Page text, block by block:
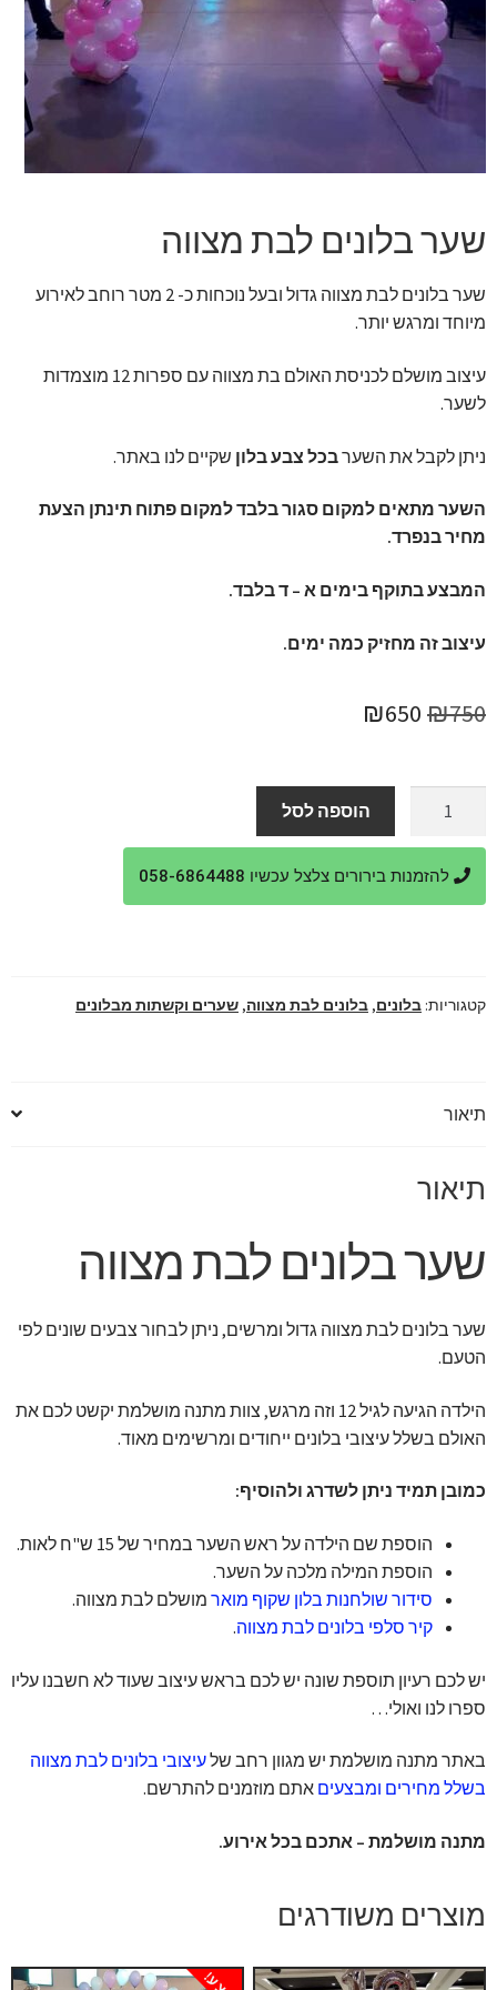
זר מתוק
בלונים בראשון לציון
מתנות בראשון לציון
קטלוג מוצרים
בלוג
שער בלונים לבת מצווה
שער בלונים לבת מצווה גדול ובעל נוכחות כ- 2 מטר רוחב לאירוע
מיוחד ומרגש יותר.
עיצוב מושלם לכניסת האולם בת מצווה עם ספרות 12 מוצמדות
לשער.
ניתן לקבל את השערבכל צבע בלון שקיים לנו באתר.
השער מתאים למקום סגור בלבד למקום פתוח תינתן הצעת
מחיר בנפרד.
המבצע בתוקף בימים א – ד בלבד.
עיצוב זה מחזיק כמה ימים.
₪750
המחיר
היה:
₪750.
₪650
הוא:
₪650.
שער
בלונים
לבת
הוספה לסל
להזמנות בירורים צלצל עכשיו 058-6864488
קטגוריות: בלונים, בלונים לבת מצווה, שערים וקשתות מבלונים
תיאור
תיאור
שער בלונים לבת מצווה
שער בלונים לבת מצווה גדול ומרשים, ניתן לבחור צבעים שונים לפי
הטעם.
הילדה הגיעה לגיל 12 וזה מרגש, צוות מתנה מושלמת יקשט לכם את
האולם בשלל עיצובי בלונים ייחודים ומרשימים מאוד.
כמובן תמיד ניתן לשדרג ולהוסיף:
הוספת שם הילדה על ראש השער במחיר של 15 ש"ח לאות.
הוספת המילה מלכה על השער.
סידור שולחנות בלון שקוף מואר מושלם לבת מצווה.
קיר סלפי בלונים לבת מצווה.
יש לכם רעיון תוספת שונה יש לכם בראש עיצוב שעוד לא חשבנו עליו
ספרו לנו ואולי…
באתר מתנה מושלמת יש מגוון רחב שלעיצובי בלונים לבת מצווה
בשלל מחירים ומבצעים אתם מוזמנים להתרשם.
מתנה מושלמת – אתכם בכל אירוע.
מוצרים משודרגים